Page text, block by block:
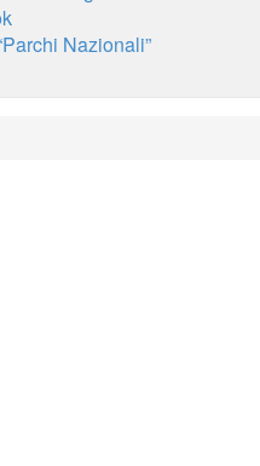
Nazionali”